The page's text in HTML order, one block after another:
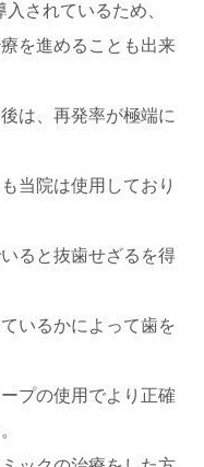
されているため、
を進めることも出来
は、再発率が極端に
当院は使用しており
ると抜歯せざるを得
いるかによって歯を
プの使用でより正確